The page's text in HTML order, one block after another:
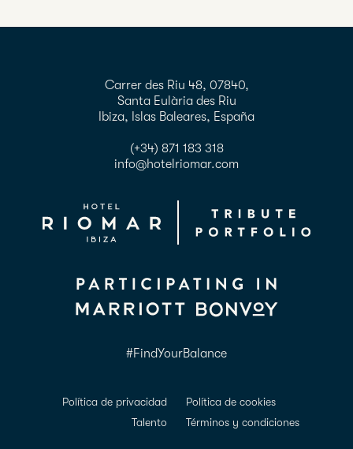
Carrer des Riu 48, 07840,
Santa Eulària des Riu
Ibiza, Islas Baleares, España
(+34) 871 183 318
info@hotelriomar.com
#FindYourBalance
Política de privacidad
Política de cookies
Talento
Términos y condiciones